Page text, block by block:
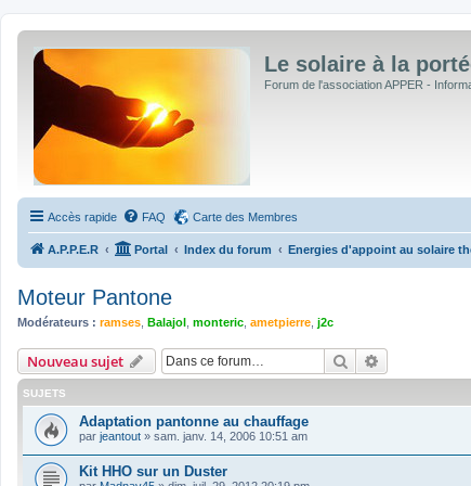
Le solaire à la
Forum de l'association APPER -
Accès rapide FAQ Carte des Membres
A.P.P.E.R Portal Index du forum Energies d'appoint au solaire
Moteur Pantone
Modérateurs : ramses Balajol monteric ametpierre j2c
Nouveau sujet Rechercher
SUJETS
Adaptation pantonne au chauffage
par jeantout » sam. janv. 14, 2006 10:51 am
Kit HHO sur un Duster